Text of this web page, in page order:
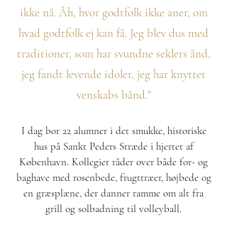
ikke nå. Åh, hvor godtfolk ikke aner, om
hvad godtfolk ej kan få. Jeg blev dus med
traditioner, som har svundne seklers ånd,
jeg fandt levende idoler, jeg har knyttet
venskabs bånd."
I dag bor 22 alumner i det smukke, historiske
hus på Sankt Peders Stræde i hjertet af
København. Kollegiet råder over både for- og
baghave med rosenbede, frugttræer, højbede og
en græsplæne, der danner ramme om alt fra
grill og solbadning til volleyball.